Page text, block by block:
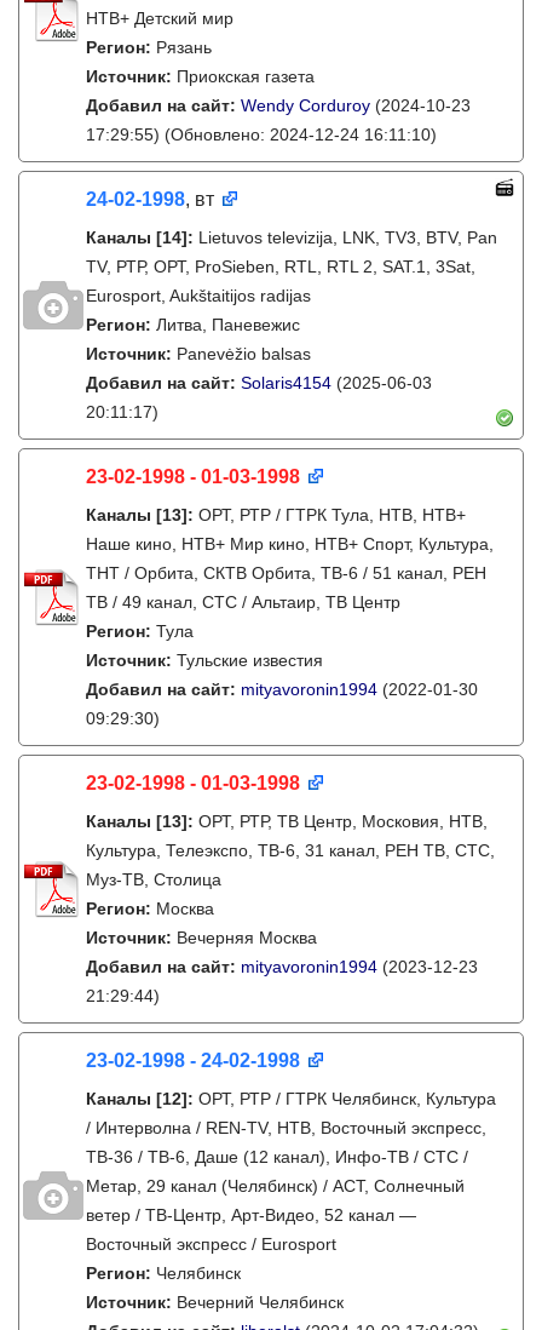
НТВ+ Детский мир
Регион: Рязань
Источник: Приокская газета
Добавил на сайт: Wendy Corduroy (2024-10-23
17:29:55) (Обновлено: 2024-12-24 16:11:10)
24-02-1998, вт
Каналы [14]: Lietuvos televizija, LNK, TV3, BTV, Pan
TV, РТР, ОРТ, ProSieben, RTL, RTL 2, SAT.1, 3Sat,
Eurosport, Aukštaitijos radijas
Регион: Литва, Паневежис
Источник: Panevėžio balsas
Добавил на сайт: Solaris4154 (2025-06-03
20:11:17)
23-02-1998 - 01-03-1998
Каналы [13]: ОРТ, РТР / ГТРК Тула, НТВ, НТВ+
Наше кино, НТВ+ Мир кино, НТВ+ Спорт, Культура,
ТНТ / Орбита, СКТВ Орбита, ТВ-6 / 51 канал, РЕН
ТВ / 49 канал, СТС / Альтаир, ТВ Центр
Регион: Тула
Источник: Тульские известия
Добавил на сайт: mityavoronin1994 (2022-01-30
09:29:30)
23-02-1998 - 01-03-1998
Каналы [13]: ОРТ, РТР, ТВ Центр, Московия, НТВ,
Культура, Телеэкспо, ТВ-6, 31 канал, РЕН ТВ, СТС,
Муз-ТВ, Столица
Регион: Москва
Источник: Вечерняя Москва
Добавил на сайт: mityavoronin1994 (2023-12-23
21:29:44)
23-02-1998 - 24-02-1998
Каналы [12]: ОРТ, РТР / ГТРК Челябинск, Культура
/ Интерволна / REN-TV, НТВ, Восточный экспресс,
ТВ-36 / ТВ-6, Даше (12 канал), Инфо-ТВ / СТС /
Метар, 29 канал (Челябинск) / АСТ, Солнечный
ветер / ТВ-Центр, Арт-Видео, 52 канал —
Восточный экспресс / Eurosport
Регион: Челябинск
Источник: Вечерний Челябинск